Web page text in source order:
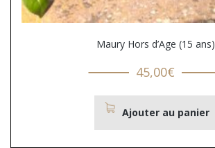
Maury Hors d’Age (15 ans)
45,00€
Ajouter au panier